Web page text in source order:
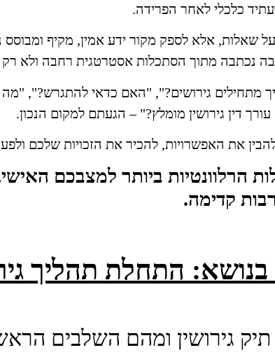
כלכלי לאחר הפרידה.
אלא לספק מקור ידע אמין, מקיף ומבוסס
נכתבה מתוך הסתכלות אסטרטגית רחבה ולא
גירושים?", "האם כדאי להתגרש?", "מה
דין גירושין מומלץ?" – הגעתם למקום הנכון.
את האפשרויות, להכיר את הזכויות שלכם
הרלוונטיות ביותר למצבכם
קדימה.
התחלת תהליך
גירושין ומהם השלבים